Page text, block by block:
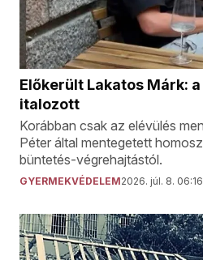
Előkerült Lakatos Márk:
italozott
Korábban csak az elévülés
Péter által mentegetett
büntetés-végrehajtástól.
GYERMEKVÉDELEM2026. júl. 8. 06:16